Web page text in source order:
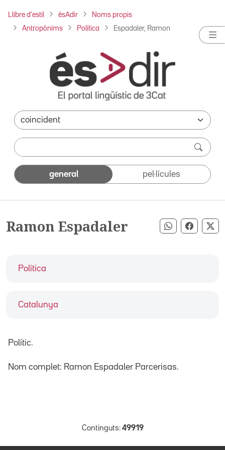
Llibre d'estil ésAdir Noms propis
Antropònims Política Espadaler, Ramon
general pel·lícules
Ramon Espadaler Compartir
Política
Catalunya
Polític.
Nom complet: Ramon Espadaler Parcerisas.
Continguts: 49919